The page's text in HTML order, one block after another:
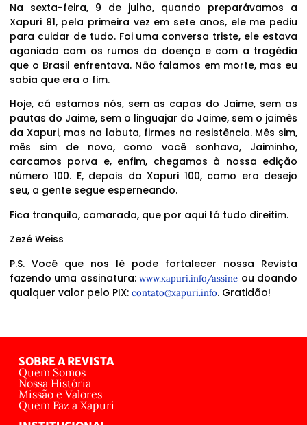
Na sexta-feira, 9 de julho, quando preparávamos a
Xapuri 81, pela primeira vez em sete anos, ele me pediu
para cuidar de tudo. Foi uma conversa triste, ele estava
agoniado com os rumos da doença e com a tragédia
que o Brasil enfrentava. Não falamos em morte, mas eu
sabia que era o fim.
Hoje, cá estamos nós, sem as capas do Jaime, sem as
pautas do Jaime, sem o linguajar do Jaime, sem o jaimês
da Xapuri, mas na labuta, firmes na resistência. Mês sim,
mês sim de novo, como você sonhava, Jaiminho,
carcamos porva e, enfim, chegamos à nossa edição
número 100. E, depois da Xapuri 100, como era desejo
seu, a gente segue esperneando.
Fica tranquilo, camarada, que por aqui tá tudo direitim.
Zezé Weiss
P.S. Você que nos lê pode fortalecer nossa Revista
fazendo uma assinatura:www.xapuri.info/assine ou doando
qualquer valor pelo PIX: contato@xapuri.info. Gratidão!
SOBRE A REVISTA
Quem Somos
Nossa História
Missão e Valores
Quem Faz a Xapuri